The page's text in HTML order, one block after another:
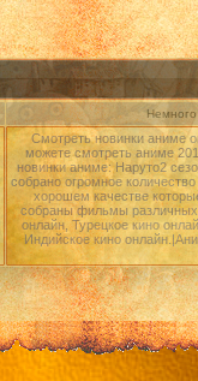
Смотреть новинки аниме
можете смотреть аниме
новинки аниме: Наруто2
собрано огромное
хорошем качестве
собраны фильмы различных
онлайн, Турецкое кино
Индийское кино